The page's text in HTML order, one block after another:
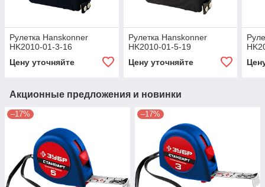
Рулетка Hanskonner
HK2010-01-3-16
Цену уточняйте
Рулетка Hanskonner
HK2010-01-5-19
Цену уточняйте
Акционные предложения и новинки
–17% –17%